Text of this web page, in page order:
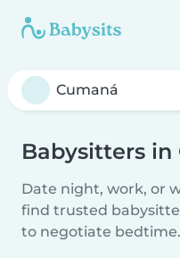
Babysitters in
Date night, work, or
find trusted
to negotiate bedtime.